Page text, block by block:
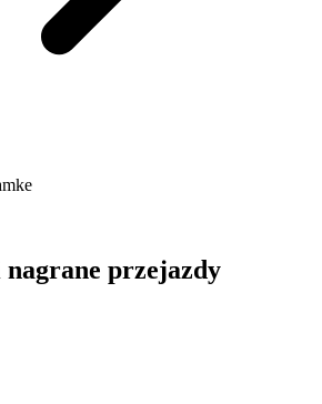
nagrane przejazdy